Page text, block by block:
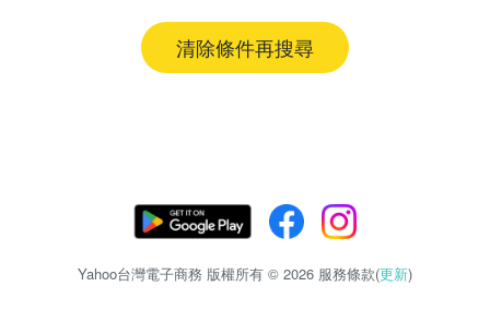
清除條件再搜尋
Yahoo台灣電子商務 版權所有 © 2026 服務條款(更新)